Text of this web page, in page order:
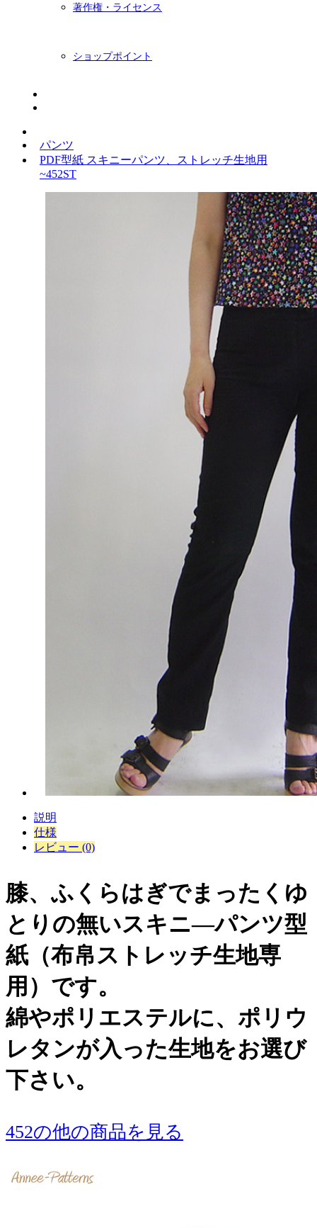
著作権・ライセンス
ショップポイント
パンツ
PDF型紙 スキニーパンツ、ストレッチ生地用
~452ST
説明
仕様
レビュー (0)
膝、ふくらはぎでまったくゆ
とりの無いスキニ―パンツ型
紙（布帛ストレッチ生地専
用）です。
綿やポリエステルに、ポリウ
レタンが入った生地をお選び
下さい。
452の他の商品を見る